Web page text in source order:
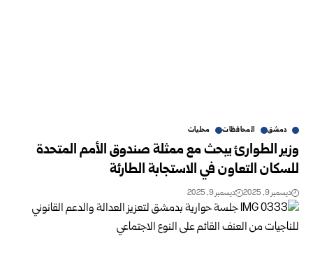
دمشق المحافظات محليات
وزير الطوارئ يبحث مع ممثلة صندوق الأمم المتحدة
للسكان التعاون في الاستجابة الطارئة
ديسمبر 9, 2025 ديسمبر 9, 2025